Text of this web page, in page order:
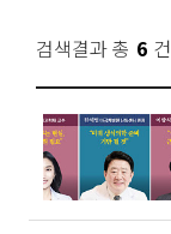
검색결과 총 6 건